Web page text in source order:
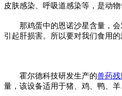
皮肤感染、呼吸道感染等，是动
那鸡蛋中的恩诺沙星含量，会
引起肝损害。所以要对我们食用
霍尔德科技研发生产的兽药
量，该设备适用于猪、鸡、鸭、